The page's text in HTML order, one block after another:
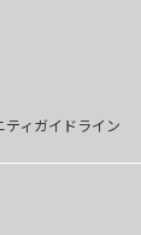
ティガイドライン